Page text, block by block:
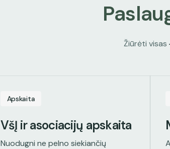
Paslau
Žiūrėti visas
Apskaita
VšĮ ir asociacijų apskaita
Nuodugni ne pelno siekiančių